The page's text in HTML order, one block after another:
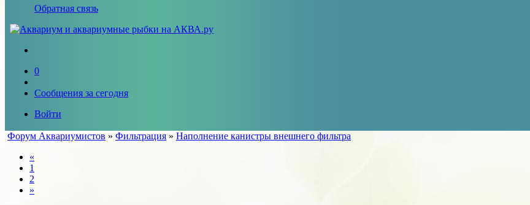
Обратная связь
0
Сообщения за сегодня
Войти
Форум Аквариумистов » Фильтрация » Наполнение канистры внешнего фильтра
«
1
2
»